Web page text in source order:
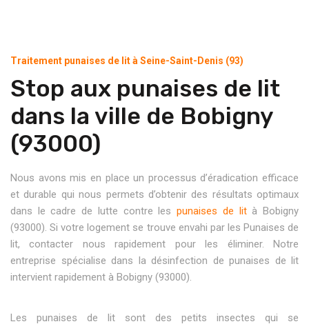
Traitement punaises de lit à Seine-Saint-Denis (93)
Stop aux punaises de lit
dans la ville de Bobigny
(93000)
Nous avons mis en place un processus d’éradication efficace
et durable qui nous permets d’obtenir des résultats optimaux
dans le cadre de lutte contre lespunaises de lità Bobigny
(93000). Si votre logement se trouve envahi par les Punaises de
lit, contacter nous rapidement pour les éliminer. Notre
entreprise spécialise dans la désinfection de punaises de lit
intervient rapidement à Bobigny (93000).
Les punaises de lit sont des petits insectes qui se